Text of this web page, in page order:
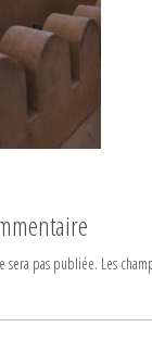
sera pas publiée. Les